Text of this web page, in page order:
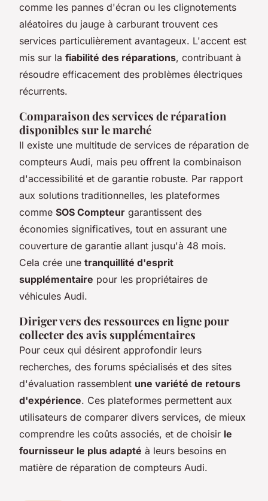
comme les pannes d'écran ou les clignotements
aléatoires du jauge à carburant trouvent ces
services particulièrement avantageux. L'accent est
mis sur la fiabilité des réparations, contribuant à
résoudre efficacement des problèmes électriques
récurrents.
Comparaison des services de réparation
disponibles sur le marché
Il existe une multitude de services de réparation de
compteurs Audi, mais peu offrent la combinaison
d'accessibilité et de garantie robuste. Par rapport
aux solutions traditionnelles, les plateformes
comme SOS Compteur garantissent des
économies significatives, tout en assurant une
couverture de garantie allant jusqu'à 48 mois.
Cela crée une tranquillité d'esprit
supplémentaire pour les propriétaires de
véhicules Audi.
Diriger vers des ressources en ligne pour
collecter des avis supplémentaires
Pour ceux qui désirent approfondir leurs
recherches, des forums spécialisés et des sites
d'évaluation rassemblent une variété de retours
d'expérience. Ces plateformes permettent aux
utilisateurs de comparer divers services, de mieux
comprendre les coûts associés, et de choisir le
fournisseur le plus adapté à leurs besoins en
matière de réparation de compteurs Audi.